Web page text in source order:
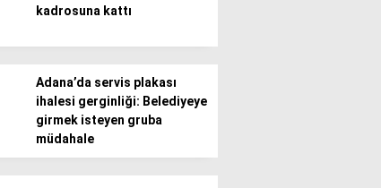
kadrosuna kattı
Adana’da servis plakası
ihalesi gerginliği: Belediyeye
girmek isteyen gruba
müdahale